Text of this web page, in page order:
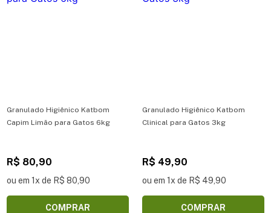
Granulado Higiênico Katbom
Capim Limão para Gatos 6kg
R$ 80,90
ou em 1x de R$ 80,90
COMPRAR
Granulado Higiênico Katbom
Clinical para Gatos 3kg
R$ 49,90
ou em 1x de R$ 49,90
COMPRAR